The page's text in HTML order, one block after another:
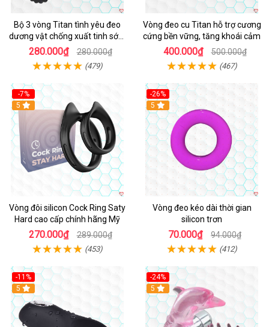
Bộ 3 vòng Titan tình yêu đeo
dương vật chống xuất tinh sớm
chất liệu silicon y tế
280.000₫ 280.000₫
(479)
Vòng đeo cu Titan hỗ trợ cương
cứng bền vững, tăng khoái cảm
400.000₫ 500.000₫
(467)
-7%
5
Vòng đôi silicon Cock Ring Saty
Hard cao cấp chính hãng Mỹ
270.000₫ 289.000₫
(453)
-26%
5
Vòng đeo kéo dài thời gian
silicon trơn
70.000₫ 94.000₫
(412)
-11%
5
-24%
5